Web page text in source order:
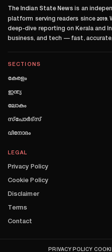
The Indian State News is an
platform serving readers since 2019.
deep-dive reporting on Kerala and
business, and tech — fast,
SECTIONS
കേരളം
ഇന്ത്യ
ലോകം
സ്പോർട്സ്
വിനോദം
LEGAL
Privacy Policy
Cookie Policy
Disclaimer
Terms
Contact
PRIVACY POLICY